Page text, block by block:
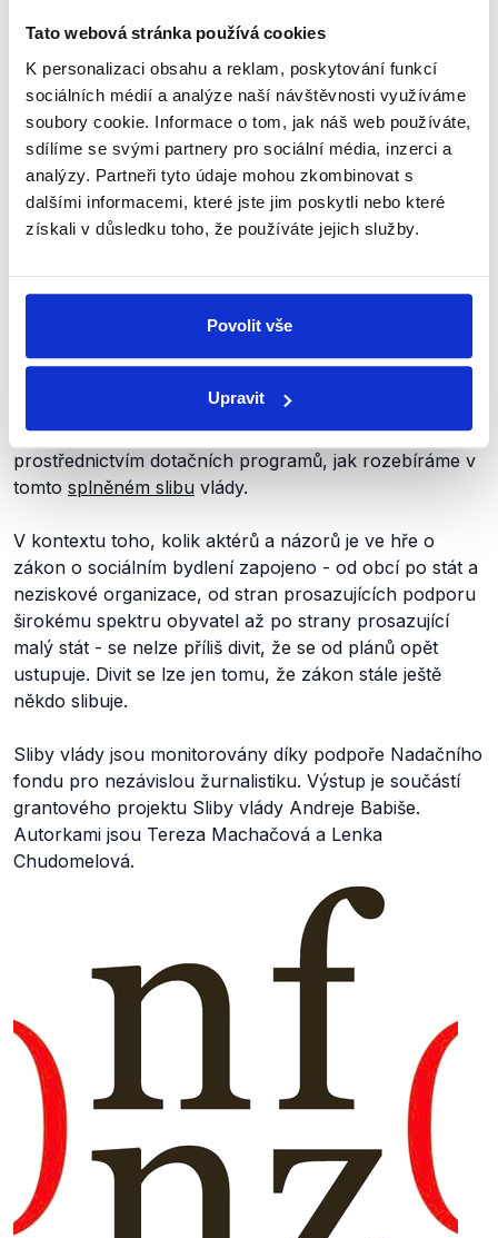
Tato webová stránka používá cookies
K personalizaci obsahu a reklam, poskytování funkcí
sociálních médií a analýze naší návštěvnosti využíváme
soubory cookie. Informace o tom, jak náš web používáte,
sdílíme se svými partnery pro sociální média, inzerci a
analýzy. Partneři tyto údaje mohou zkombinovat s
dalšími informacemi, které jste jim poskytli nebo které
získali v důsledku toho, že používáte jejich služby.
Povolit vše
Upravit
Největšírozporymezi MPSV (ministryně Marksová) a
MMR (ministryně Šlechtová) v otázce zákona o
sociálním bydlení panovaly za vlády Bohuslava
Sobotky. Konkrétně v tom, jaké skupiny by měly
dosáhnout na sociální bydlení a nebo mimo jiné v tom,
kdo by měl primárně určovat příjemce sociálního
bydlení. Exministryně Šlechtová byla za to, podobně
jako dnes, že obce jsou v této situaci kompetentnější k
Problémem ovšem je, že bytový fond v ČR je z velké
(.pdf, s. 38). Obce se tak nejen
obávají dalších povinností souvisejících se
nemají, jak ho poskytovat. I proto se současná vláda
soustředí na podporu výstavby sociálních bytů
prostřednictvím dotačních programů, jak rozebíráme v
tomto splněném slibu vlády.
V kontextu toho, kolik aktérů a názorů je ve hře o
zákon o sociálním bydlení zapojeno - od obcí po stát a
neziskové organizace, od stran prosazujících podporu
širokému spektru obyvatel až po strany prosazující
malý stát - se nelze příliš divit, že se od plánů opět
ustupuje. Divit se lze jen tomu, že zákon stále ještě
někdo slibuje.
Sliby vlády jsou monitorovány díky podpoře Nadačního
fondu pro nezávislou žurnalistiku. Výstup je součástí
grantového projektu Sliby vlády Andreje Babiše.
Autorkami jsou Tereza Machačová a Lenka
Chudomelová.